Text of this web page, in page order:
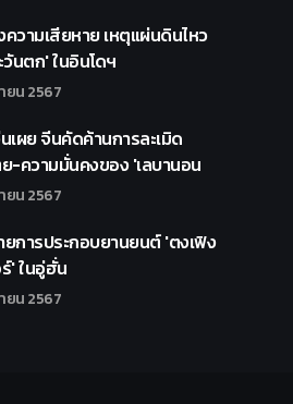
วามเสียหาย เหตุแผ่นดินไหว
นตก' ในอินโดฯ
ยน 2567
เผย จีนคัดค้านการละเมิด
-ความมั่นคงของ 'เลบานอน
ยน 2567
การประกอบยานยนต์ 'ตงเฟิง
' ในอู่ฮั่น
ยน 2567